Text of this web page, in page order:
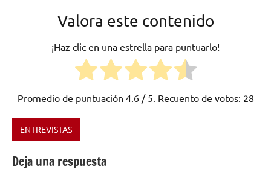
Valora este contenido
¡Haz clic en una estrella para puntuarlo!
Promedio de puntuación 4.6/ 5. Recuento de votos: 28
Etiquetado
Barcelona,
ENTREVISTAS
Deja una respuesta